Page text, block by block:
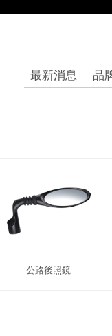
最新消息 品
公路後照鏡